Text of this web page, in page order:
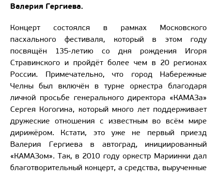
Валерия Гергиева.
Концерт состоялся в рамках Московского
пасхального фестиваля, который в этом году
посвящён 135-летию со дня рождения Игоря
Стравинского и пройдёт более чем в 20 регионах
России. Примечательно, что город Набережные
Челны был включён в турне оркестра благодаря
личной просьбе генерального директора «КАМАЗа»
Сергея Когогина, который много лет поддерживает
дружеские отношения с известным во всём мире
дирижёром. Кстати, это уже не первый приезд
Валерия Гергиева в автоград, инициированный
«КАМАЗом». Так, в 2010 году оркестр Мариинки дал
благотворительный концерт, а средства, вырученные